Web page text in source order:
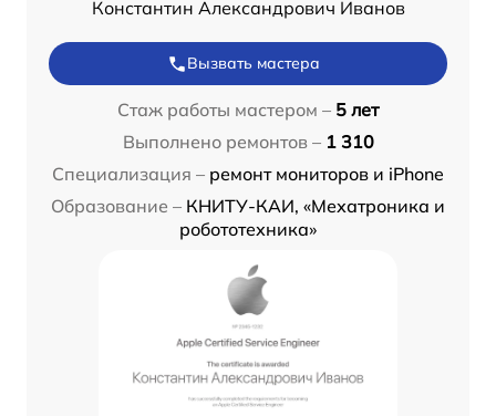
Константин Александрович Иванов
Вызвать мастера
Стаж работы мастером – 5 лет
Выполнено ремонтов – 1 310
Специализация – ремонт мониторов и iPhone
Образование – КНИТУ-КАИ, «Мехатроника и
робототехника»